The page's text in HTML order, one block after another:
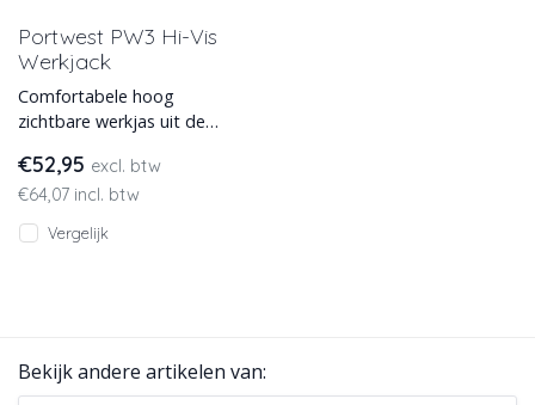
Portwest PW3 Hi-Vis
Werkjack
Comfortabele hoog
zichtbare werkjas uit de
Voorzien van een EN ISO
20471
€52,95 excl. btw
€64,07 incl. btw
Vergelijk
Bekijk andere artikelen van: